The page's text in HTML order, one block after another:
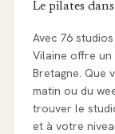
Le pilates
Avec 76
Vilaine offre
Bretagne. Que
matin ou du
trouver le
et à votre